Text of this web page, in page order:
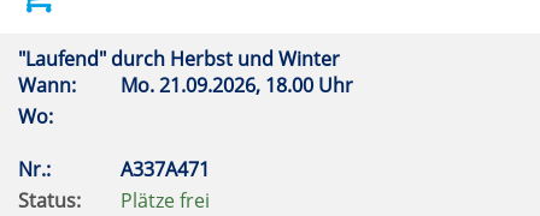
"Laufend" durch Herbst und Winter
Wann:
Mo.21.09.2026, 18.00 Uhr
Wo:
Nr.:
A337A471
Status:
Plätze frei